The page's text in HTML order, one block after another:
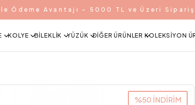
Ödeme Avantajı - 5000 TL ve Üzeri
KOLYE BILEKLIK YÜZÜK DIĞER ÜRÜNLER KOLEKSIYON
%50 İNDİRİM